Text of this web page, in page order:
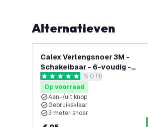
Alternatieven
Calex Verlengsnoer 3M -
Schakelbaar - 6-voudig -
Stekkerdoos -reviews drawer
5 score sterren5.0 (1)
Op voorraad
Aan-/uit knop
Gebruiksklaar
3 meter snoer